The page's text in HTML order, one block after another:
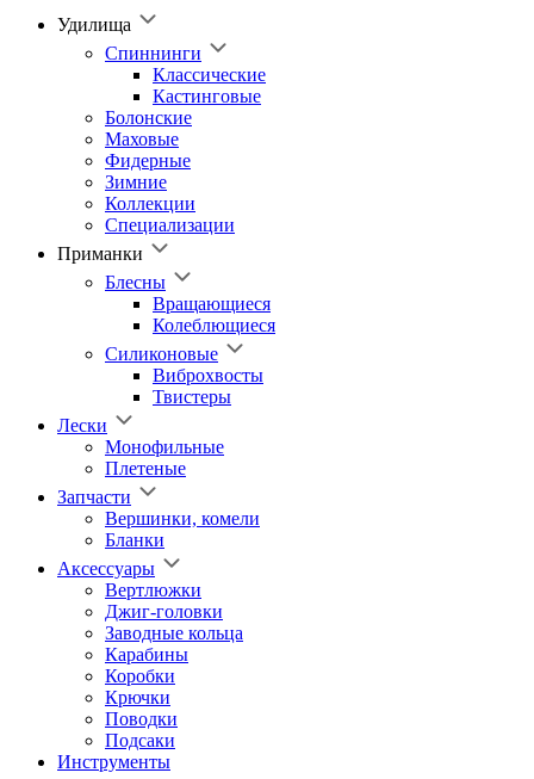
Удилища
Спиннинги
Классические
Кастинговые
Болонские
Маховые
Фидерные
Зимние
Коллекции
Специализации
Приманки
Блесны
Вращающиеся
Колеблющиеся
Силиконовые
Виброхвосты
Твистеры
Лески
Монофильные
Плетеные
Запчасти
Вершинки, комели
Бланки
Аксессуары
Вертлюжки
Джиг-головки
Заводные кольца
Карабины
Коробки
Крючки
Поводки
Подсаки
Инструменты